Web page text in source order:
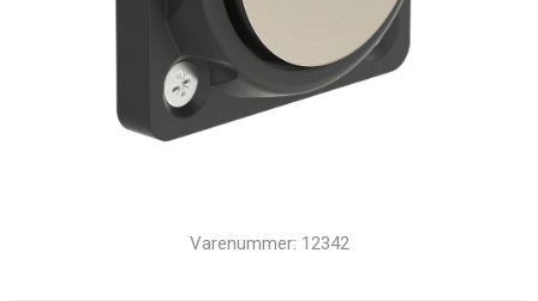
Varenummer: 12342